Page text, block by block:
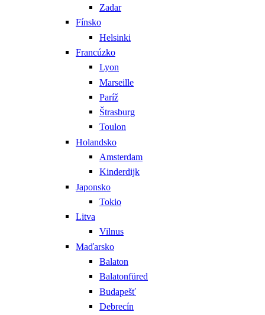
Zadar
Fínsko
Helsinki
Francúzko
Lyon
Marseille
Paríž
Štrasburg
Toulon
Holandsko
Amsterdam
Kinderdijk
Japonsko
Tokio
Litva
Vilnus
Maďarsko
Balaton
Balatonfüred
Budapešť
Debrecín